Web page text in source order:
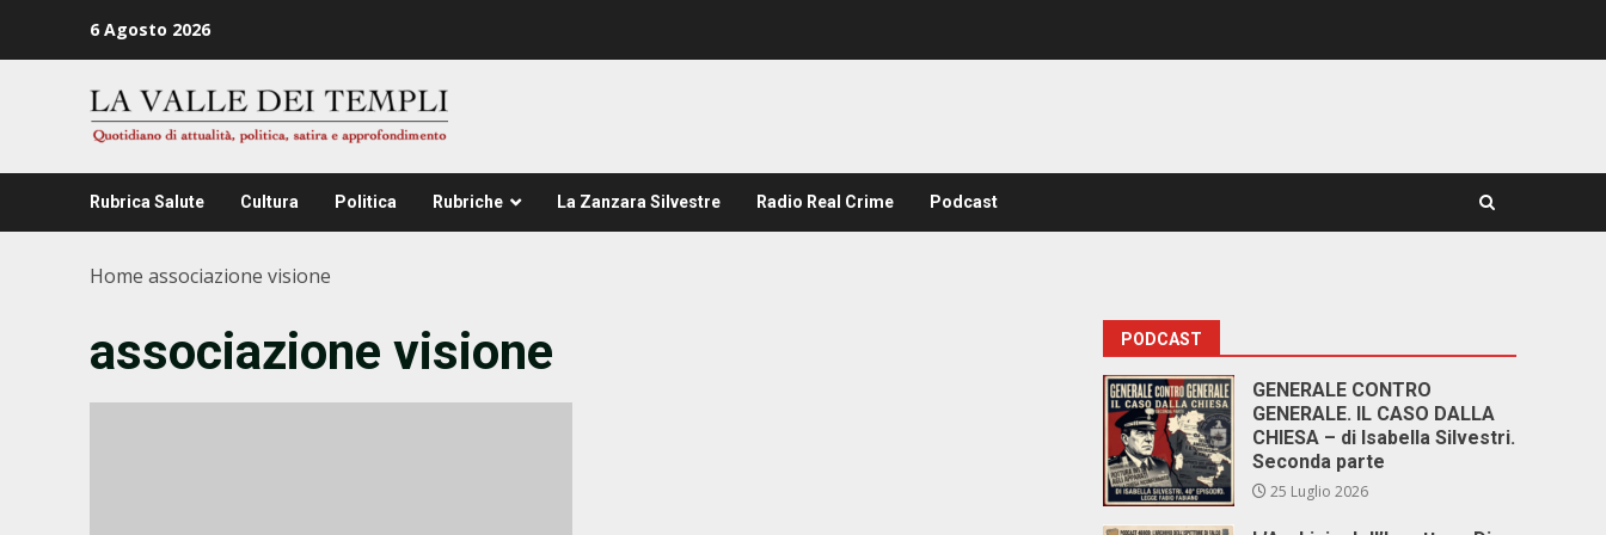
6 Agosto 2026
Rubrica Salute Cultura Politica Rubriche La Zanzara Silvestre Radio Real Crime Podcast
Home associazione visione
associazione visione PODCAST
GENERALE CONTRO
GENERALE. IL CASO DALLA
CHIESA – di Isabella Silvestri.
Seconda parte
25 Luglio 2026